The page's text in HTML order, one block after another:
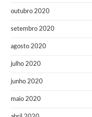
outubro 2020
setembro 2020
agosto 2020
julho 2020
junho 2020
maio 2020